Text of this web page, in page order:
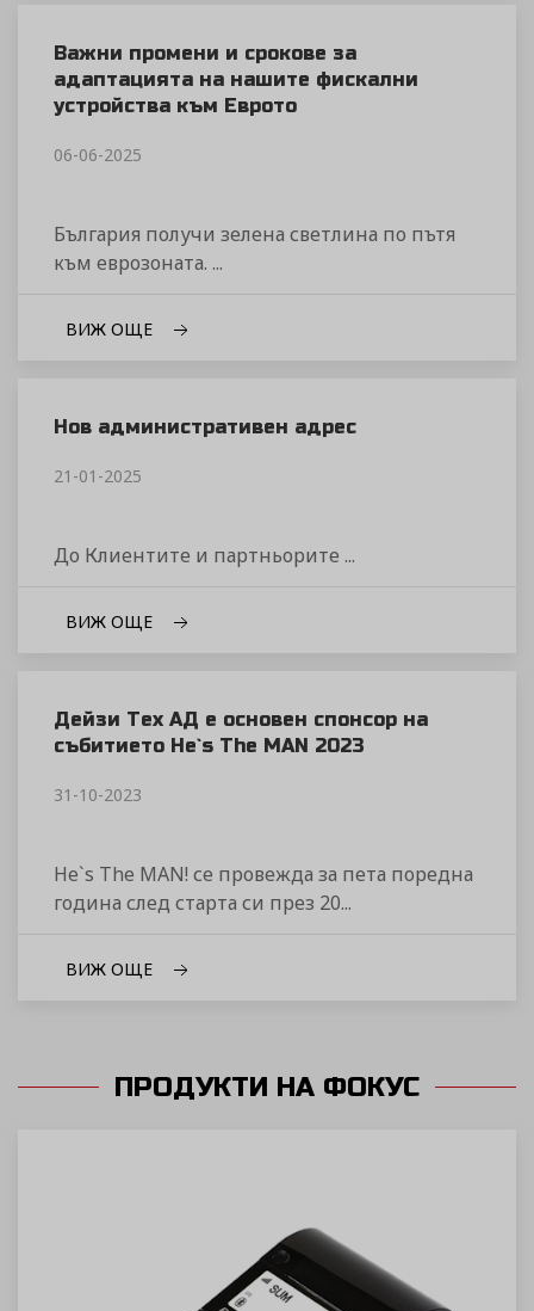
Важни промени и срокове за
адаптацията на нашите фискални
устройства към Еврото
06-06-2025
България получи зелена светлина по пътя
към еврозоната. ...
ВИЖ ОЩЕ
Нов административен адрес
21-01-2025
До Клиентите и партньорите ...
ВИЖ ОЩЕ
Дейзи Тех АД е основен спонсор на
събитието He`s The MAN 2023
31-10-2023
He`s The MAN! се провежда за пета поредна
година след старта си през 20...
ВИЖ ОЩЕ
ПРОДУКТИ НА ФОКУС